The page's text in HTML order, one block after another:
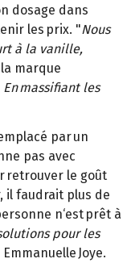
dosage dans
les prix. "Nous
à la vanille,
marque
En massifiant les
par un
pas avec
retrouver le goût
il faudrait plus de
n‘est prêt à
pour les
Joye.